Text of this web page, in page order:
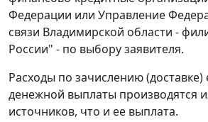
Федерации или Управление
связи Владимирской области -
России" - по выбору заявителя.
Расходы по зачислению
денежной выплаты производятся
источников, что и ее выплата.